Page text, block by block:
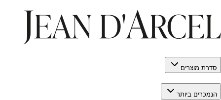
סדרת מוצרים
הנמכרים ביותר